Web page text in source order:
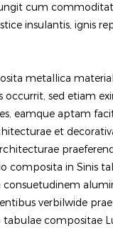
cum
insulantis, ignis
metallica
occurrit, sed etiam
eamque aptam
et
composita in Sinis
consuetudinem
verbilwide
tabulae compositae